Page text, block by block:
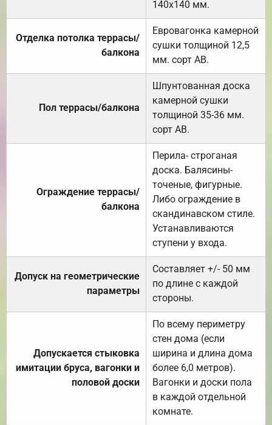
140х140 мм.
Отделка потолка террасы/
балкона
Евровагонка камерной
сушки толщиной 12,5
мм. сорт АВ.
Пол террасы/балкона
Шпунтованная доска
камерной сушки
толщиной 35-36 мм.
сорт АВ.
Ограждение террасы/
балкона
Перила- строганая
доска. Балясины-
точеные, фигурные.
Либо ограждение в
скандинавском стиле.
Устанавливаются
ступени у входа.
Допуск на геометрические
параметры
Составляет +/- 50 мм
по длине с каждой
стороны.
Допускается стыковка
имитации бруса, вагонки и
половой доски
По всему периметру
стен дома (если
ширина и длина дома
более 6,0 метров).
Вагонки и доски пола
в каждой отдельной
комнате.